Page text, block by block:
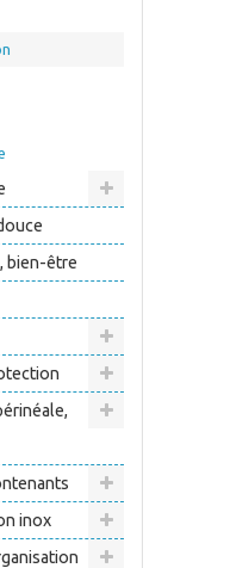
bien-être
inox